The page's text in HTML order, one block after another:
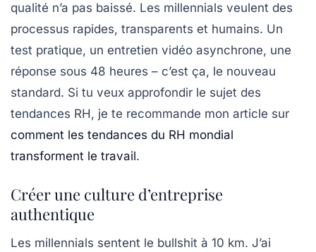
qualité n’a pas baissé. Les millennials veulent des
processus rapides, transparents et humains. Un
test pratique, un entretien vidéo asynchrone, une
réponse sous 48 heures – c’est ça, le nouveau
standard. Si tu veux approfondir le sujet des
tendances RH, je te recommande mon article sur
comment les tendances du RH mondial
transforment le travail.
Créer une culture d’entreprise
authentique
Les millennials sentent le bullshit à 10 km. J’ai